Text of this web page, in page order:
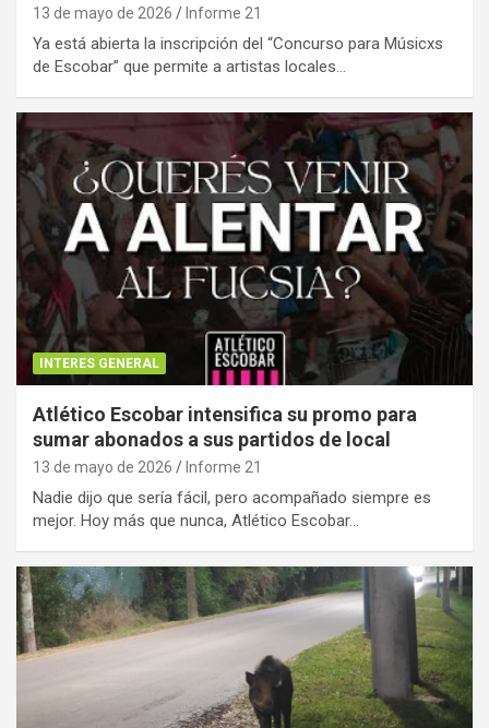
13 de mayo de 2026 Informe 21
Ya está abierta la inscripción del “Concurso para Músicxs
de Escobar” que permite a artistas locales…
INTERES GENERAL
Atlético Escobar intensifica su promo para
sumar abonados a sus partidos de local
13 de mayo de 2026 Informe 21
Nadie dijo que sería fácil, pero acompañado siempre es
mejor. Hoy más que nunca, Atlético Escobar…